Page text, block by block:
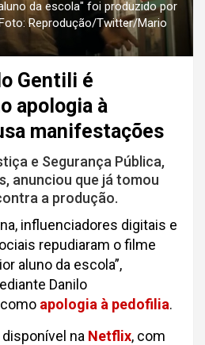
da escola" foi produzido por
Reprodução/Twitter/Mario
Gentili é
apologia à
manifestações
e Segurança Pública,
anunciou que já tomou
a produção.
influenciadores digitais e
repudiaram o filme
aluno da escola”,
Danilo
apologia à pedofilia.
na Netflix, com